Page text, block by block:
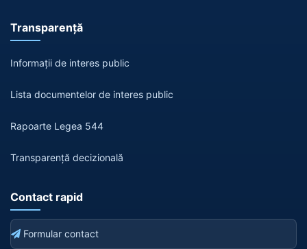
Transparență
Informații de interes public
Lista documentelor de interes public
Rapoarte Legea 544
Transparență decizională
Contact rapid
Formular contact